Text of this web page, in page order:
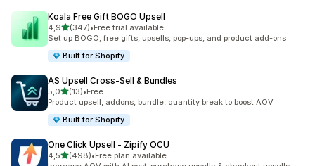
Koala Free Gift BOGO Upsell
4,9de 5 estrelas
(347)
347 total de avaliações
•Free trial available
Set up BOGO, free gifts, upsells, pop-ups, and product add-ons
Built for Shopify
AS Upsell Cross‑Sell & Bundles
5,0de 5 estrelas
(13)
13 total de avaliações
•Free
Product upsell, addons, bundle, quantity break to boost AOV
Built for Shopify
One Click Upsell ‑ Zipify OCU
4,5de 5 estrelas
(498)
498 total de avaliações
•Free plan available